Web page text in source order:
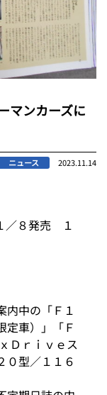
マンカーズに
ニュース 2023.11.14
／８発売 １
内中の「Ｆ１
定車）」「Ｆ
Ｄｒｉｖｅス
０型／１１６